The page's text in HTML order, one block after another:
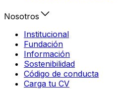
Nosotros
Institucional
Fundación
Información
Sostenibilidad
Código de conducta
Carga tu CV